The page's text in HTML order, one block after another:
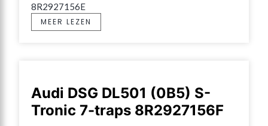
8R2927156E
MEER LEZEN
Audi DSG DL501 (0B5) S-
Tronic 7-traps 8R2927156F